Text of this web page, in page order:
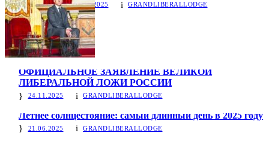
25.11.2025 GRANDLIBERALLODGE
ОФИЦИАЛЬНОЕ ЗАЯВЛЕНИЕ ВЕЛИКОЙ
ЛИБЕРАЛЬНОЙ ЛОЖИ РОССИИ
24.11.2025 GRANDLIBERALLODGE
Летнее солнцестояние: самый длинный день в 2025 году
21.06.2025 GRANDLIBERALLODGE